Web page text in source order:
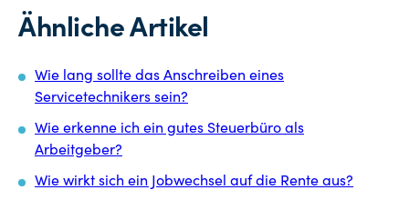
Ähnliche Artikel
Wie lang sollte das Anschreiben eines
Servicetechnikers sein?
Wie erkenne ich ein gutes Steuerbüro als
Arbeitgeber?
Wie wirkt sich ein Jobwechsel auf die Rente aus?